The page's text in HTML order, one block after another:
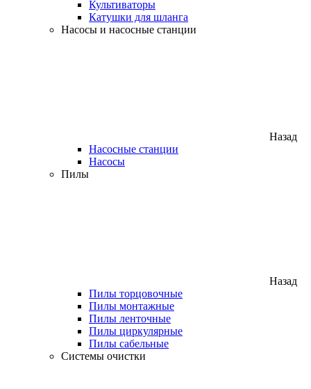
Культиваторы
Катушки для шланга
Насосы и насосные станции
Назад
Насосные станции
Насосы
Пилы
Назад
Пилы торцовочные
Пилы монтажные
Пилы ленточные
Пилы циркулярные
Пилы сабельные
Системы очистки